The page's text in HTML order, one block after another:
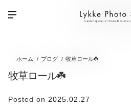
ホーム ブログ 牧草ロール☘️
牧草ロール☘️
Posted on 2025.02.27